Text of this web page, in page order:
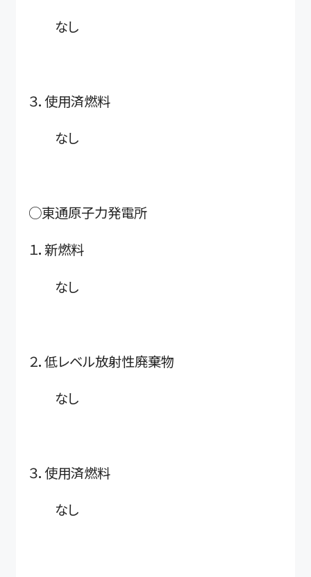
なし
３．使用済燃料
なし
○東通原子力発電所
１．新燃料
なし
２．低レベル放射性廃棄物
なし
３．使用済燃料
なし